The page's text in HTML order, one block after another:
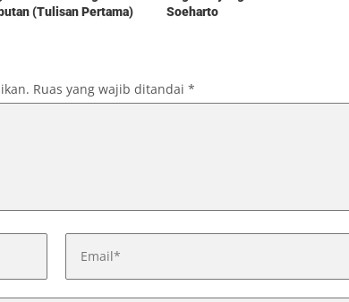
(Tulisan Pertama)
Soeharto
Ruas yang wajib ditandai *